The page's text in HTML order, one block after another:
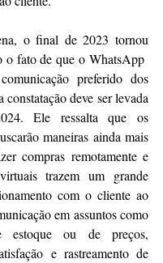
o final de 2023 tornou
o fato de que o WhatsApp
preferido dos
constatação deve ser levada
Ele ressalta que os
maneiras ainda mais
compras remotamente e
trazem um grande
com o cliente ao
em assuntos como
estoque ou de preços,
e rastreamento de